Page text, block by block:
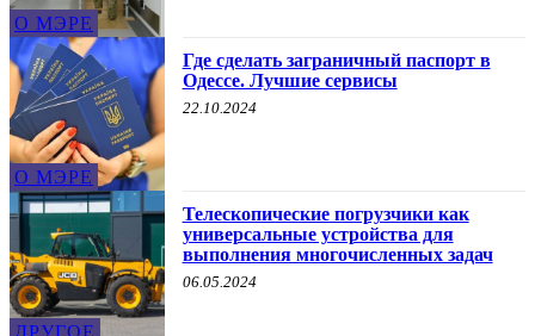
О МЭРЕ
О МЭРЕ
Где сделать заграничный паспорт в
Одессе. Лучшие сервисы
22.10.2024
ДРУГОЕ
Телескопические погрузчики как
универсальные устройства для
выполнения многочисленных задач
06.05.2024